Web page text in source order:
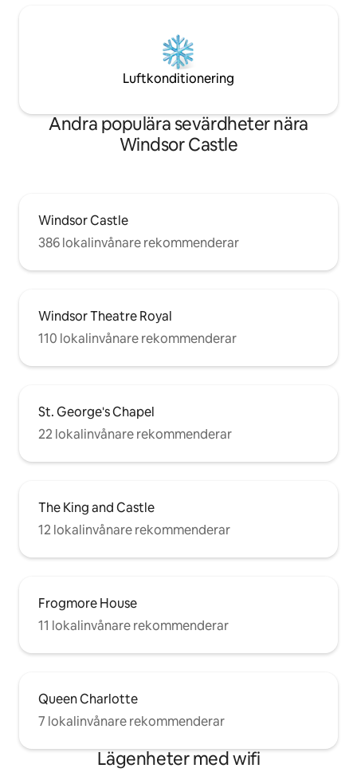
Luftkonditionering
Andra populära sevärdheter nära
Windsor Castle
Windsor Castle
386 lokalinvånare rekommenderar
Windsor Theatre Royal
110 lokalinvånare rekommenderar
St. George's Chapel
22 lokalinvånare rekommenderar
The King and Castle
12 lokalinvånare rekommenderar
Frogmore House
11 lokalinvånare rekommenderar
Queen Charlotte
7 lokalinvånare rekommenderar
Lägenheter med wifi